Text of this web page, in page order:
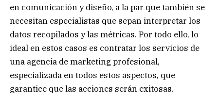
en comunicación y diseño, a la par que también se
necesitan especialistas que sepan interpretar los
datos recopilados y las métricas. Por todo ello, lo
ideal en estos casos es contratar los servicios de
una agencia de marketing profesional,
especializada en todos estos aspectos, que
garantice que las acciones serán exitosas.